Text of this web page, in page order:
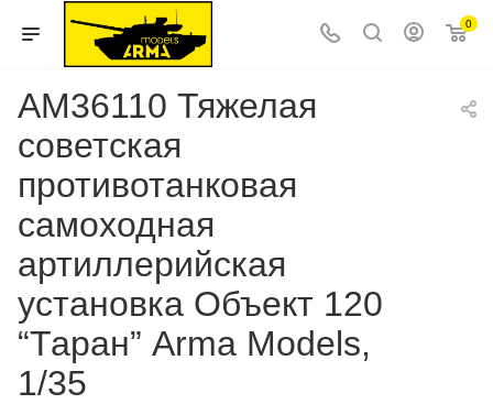
0
AM36110 Тяжелая
советская
противотанковая
самоходная
артиллерийская
установка Объект 120
“Таран” Arma Models,
1/35